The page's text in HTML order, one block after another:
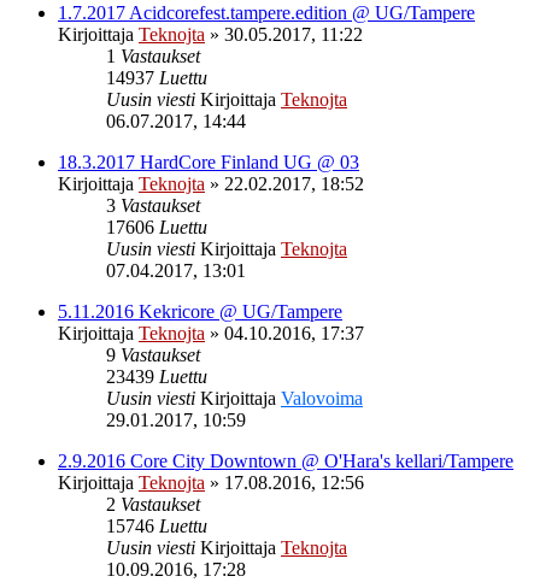
1.7.2017 Acidcorefest.tampere.edition @ UG/Tampere
Kirjoittaja Teknojta » 30.05.2017, 11:22
1 Vastaukset
14937 Luettu
Uusin viesti Kirjoittaja Teknojta
06.07.2017, 14:44
18.3.2017 HardCore Finland UG @ 03
Kirjoittaja Teknojta » 22.02.2017, 18:52
3 Vastaukset
17606 Luettu
Uusin viesti Kirjoittaja Teknojta
07.04.2017, 13:01
5.11.2016 Kekricore @ UG/Tampere
Kirjoittaja Teknojta » 04.10.2016, 17:37
9 Vastaukset
23439 Luettu
Uusin viesti Kirjoittaja Valovoima
29.01.2017, 10:59
2.9.2016 Core City Downtown @ O'Hara's kellari/Tampere
Kirjoittaja Teknojta » 17.08.2016, 12:56
2 Vastaukset
15746 Luettu
Uusin viesti Kirjoittaja Teknojta
10.09.2016, 17:28